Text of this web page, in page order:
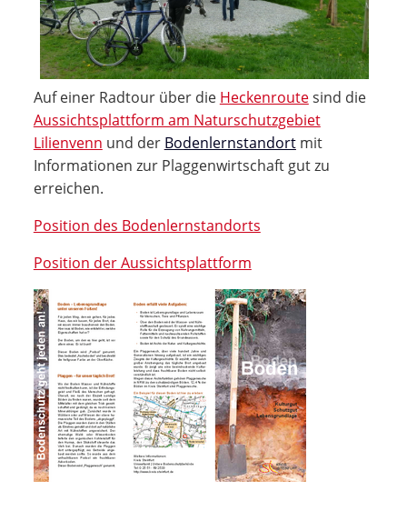
Auf einer Radtour über die Heckenroutesind die
Aussichtsplattform am Naturschutzgebiet
Lilienvenn und der Bodenlernstandortmit
Informationen zur Plaggenwirtschaft gut zu
erreichen.
Position des Bodenlernstandorts
Position der Aussichtsplattform